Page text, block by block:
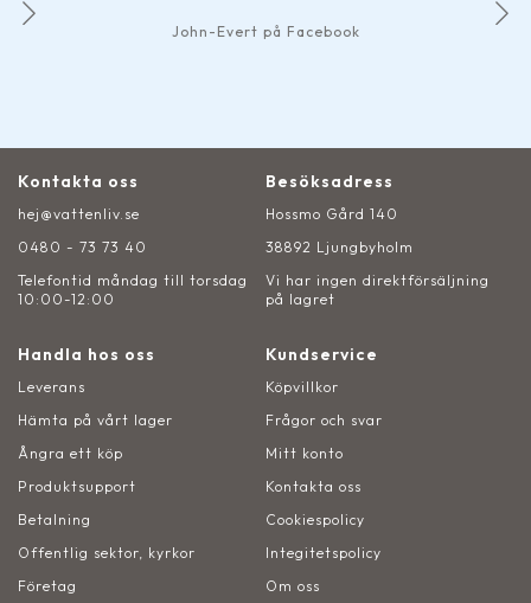
John-Evert på Facebook
Kontakta oss
hej@vattenliv.se
0480 - 73 73 40
Telefontid måndag till torsdag
10:00-12:00
Besöksadress
Hossmo Gård 140
38892 Ljungbyholm
Vi har ingen direktförsäljning
på lagret
Handla hos oss
Leverans
Hämta på vårt lager
Ångra ett köp
Produktsupport
Betalning
Offentlig sektor, kyrkor
Företag
Kundservice
Köpvillkor
Frågor och svar
Mitt konto
Kontakta oss
Cookiespolicy
Integitetspolicy
Om oss